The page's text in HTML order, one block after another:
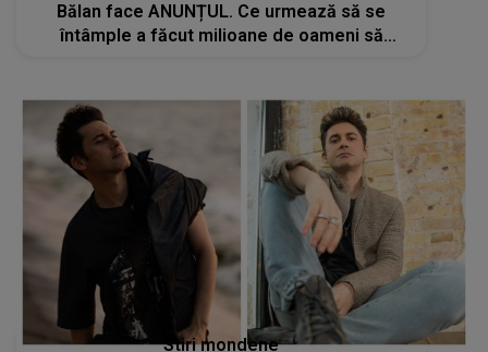
Bălan face ANUNȚUL. Ce urmează să se
întâmple a făcut milioane de oameni să
Stiri mondene